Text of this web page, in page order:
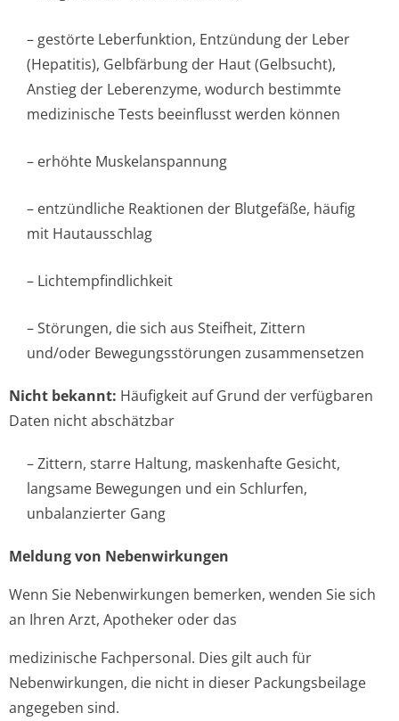
– gestörte Leberfunktion, Entzündung der Leber
(Hepatitis), Gelbfärbung der Haut (Gelbsucht),
Anstieg der Leberenzyme, wodurch bestimmte
medizinische Tests beeinflusst werden können
– erhöhte Muskelanspannung
– entzündliche Reaktionen der Blutgefäße, häufig
mit Hautausschlag
– Lichtempfindlichke­it
– Störungen, die sich aus Steifheit, Zittern
und/oder Bewegungsstörungen zusammensetzen
Nicht bekannt: Häufigkeit auf Grund der verfügbaren
Daten nicht abschätzbar
– Zittern, starre Haltung, maskenhafte Gesicht,
langsame Bewegungen und ein Schlurfen,
unbalanzierter Gang
Meldung von Nebenwirkungen
Wenn Sie Nebenwirkungen bemerken, wenden Sie sich
an Ihren Arzt, Apotheker oder das
medizinische Fachpersonal. Dies gilt auch für
Nebenwirkungen, die nicht in dieser Packungsbeilage
angegeben sind.